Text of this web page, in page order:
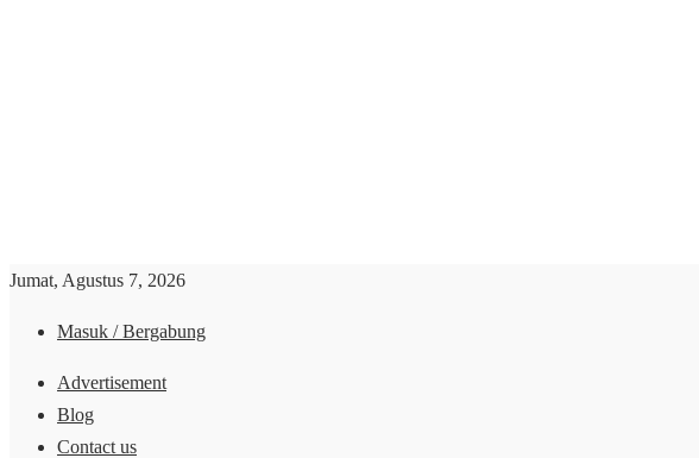
Jumat, Agustus 7, 2026
Masuk / Bergabung
Advertisement
Blog
Contact us